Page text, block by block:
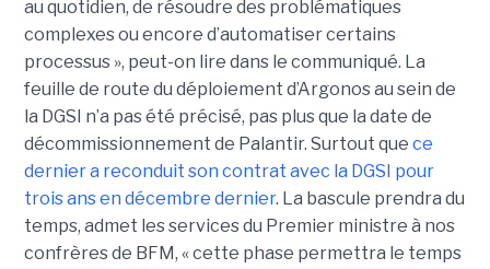
au quotidien, de résoudre des problématiques
complexes ou encore d’automatiser certains
processus », peut-on lire dans le communiqué. La
feuille de route du déploiement d’Argonos au sein de
la DGSI n’a pas été précisé, pas plus que la date de
décommissionnement de Palantir. Surtout que ce
dernier a reconduit son contrat avec la DGSI pour
trois ans en décembre dernier. La bascule prendra du
temps, admet les services du Premier ministre à nos
confrères de BFM, « cette phase permettra le temps